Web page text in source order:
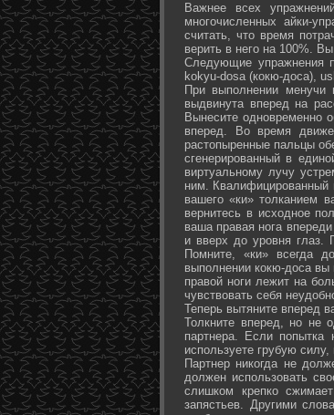
Важнее всех
многочисленных айки-
считать, что время
верить в него на 100%.
Следующие упражнения
kokyu-dosa (кокю-доса),
При выполнении менучи
выдвинута вперед на
Вынесите одновременно
вперед. Во время
растопыренные пальцы
сгенерированный в
виртуальному лучу
ним. Квалифицированный
вашего «ки» толканием
вернитесь в исходное
ваша правая нога
и вверх до уровня
Помните, «ки» всегда
выполнении кокю-доса
правой ноги лежит на
чувствовать себя
Теперь вытяните вперед
Толкните вперед, но не
партнера. Если попытка
используете грубую
Партнер никогда не
должен использовать
слишком крепко
запястьев. Другими